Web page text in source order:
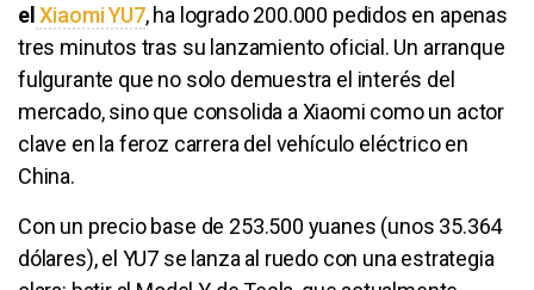
elXiaomi YU7, ha logrado 200.000 pedidos en apenas
tres minutos tras su lanzamiento oficial. Un arranque
fulgurante que no solo demuestra el interés del
mercado, sino que consolida a Xiaomi como un actor
clave en la feroz carrera del vehículo eléctrico en
China.
Con un precio base de 253.500 yuanes (unos 35.364
dólares), el YU7 se lanza al ruedo con una estrategia